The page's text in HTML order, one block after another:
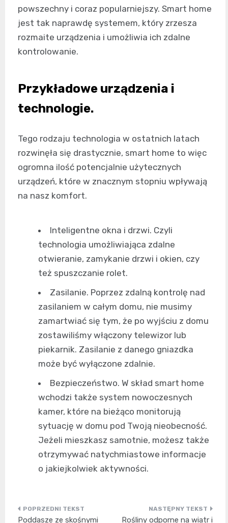
powszechny i coraz popularniejszy. Smart home
jest tak naprawdę systemem, który zrzesza
rozmaite urządzenia i umożliwia ich zdalne
kontrolowanie.
Przykładowe urządzenia i
technologie.
Tego rodzaju technologia w ostatnich latach
rozwinęła się drastycznie, smart home to więc
ogromna ilość potencjalnie użytecznych
urządzeń, które w znacznym stopniu wpływają
na nasz komfort.
Inteligentne okna i drzwi. Czyli
technologia umożliwiająca zdalne
otwieranie, zamykanie drzwi i okien, czy
też spuszczanie rolet.
Zasilanie. Poprzez zdalną kontrolę nad
zasilaniem w całym domu, nie musimy
zamartwiać się tym, że po wyjściu z domu
zostawiliśmy włączony telewizor lub
piekarnik. Zasilanie z danego gniazdka
może być wyłączone zdalnie.
Bezpieczeństwo. W skład smart home
wchodzi także system nowoczesnych
kamer, które na bieżąco monitorują
sytuację w domu pod Twoją nieobecność.
Jeżeli mieszkasz samotnie, możesz także
otrzymywać natychmiastowe informacje
o jakiejkolwiek aktywności.
Nawigacja
Poddasze ze skośnymi Rośliny odporne na wiatr i